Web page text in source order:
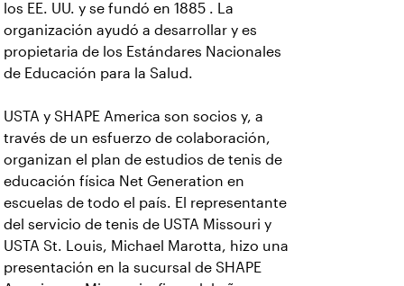
los EE. UU. y se fundó en 1885 . La
organización ayudó a desarrollar y es
propietaria de los Estándares Nacionales
de Educación para la Salud.
USTA y SHAPE America son socios y, a
través de un esfuerzo de colaboración,
organizan el plan de estudios de tenis de
educación física Net Generation en
escuelas de todo el país. El representante
del servicio de tenis de USTA Missouri y
USTA St. Louis, Michael Marotta, hizo una
presentación en la sucursal de SHAPE